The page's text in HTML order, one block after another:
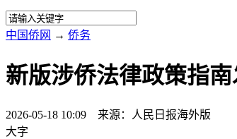
中国侨网 → 侨务
新版涉侨法律政策指
2026-05-18 10:09 来源：人民日报海外版
大字